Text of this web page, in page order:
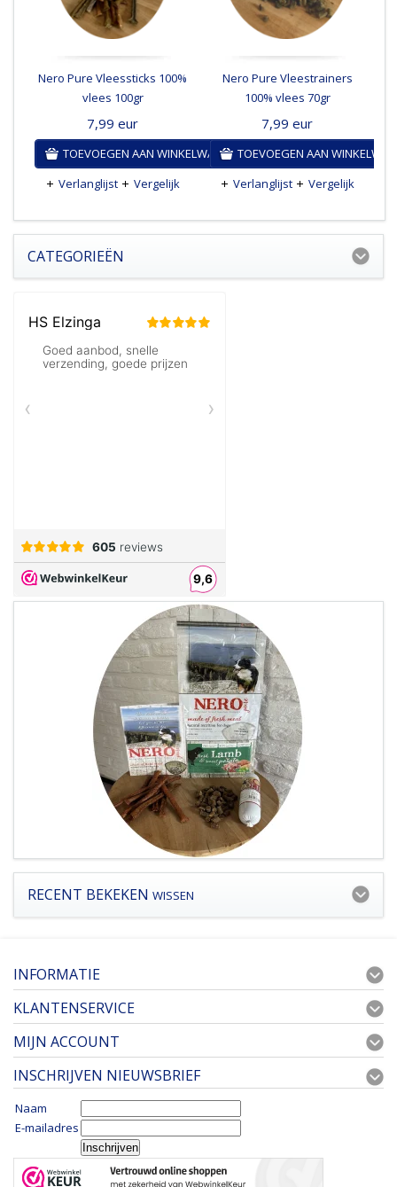
Nero Pure Vleessticks 100%
vlees 100gr
7,99eur
TOEVOEGEN AAN WINKELWAGEN
Verlanglijst
Vergelijk
Nero Pure Vleestrainers
100% vlees 70gr
7,99eur
TOEVOEGEN AAN
Verlanglijst
Vergelijk
CATEGORIEËN
RECENT BEKEKEN WISSEN
INFORMATIE
KLANTENSERVICE
MIJN ACCOUNT
INSCHRIJVEN NIEUWSBRIEF
Naam
E-mailadres